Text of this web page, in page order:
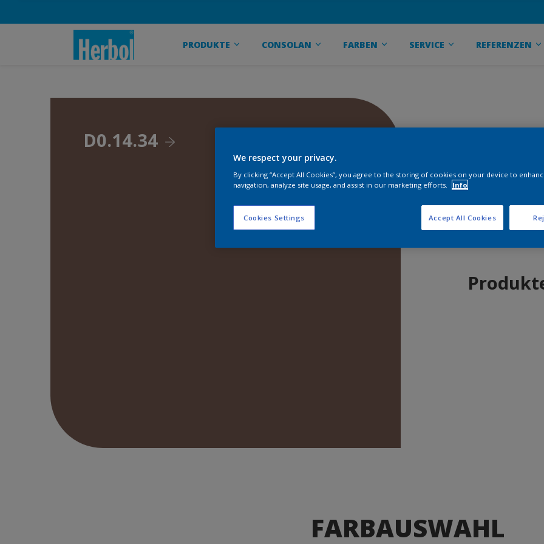
PRODUKTE CONSOLAN FARBEN SERVICE REFERENZEN
D0.14.34
FARBAUSWAHL
We respect your privacy.
By clicking “Accept All Cookies”, you agree to the storing of cookies on your device to
navigation, analyze site usage, and assist in our marketing efforts.
Info
Cookies Settings Accept All Cookies